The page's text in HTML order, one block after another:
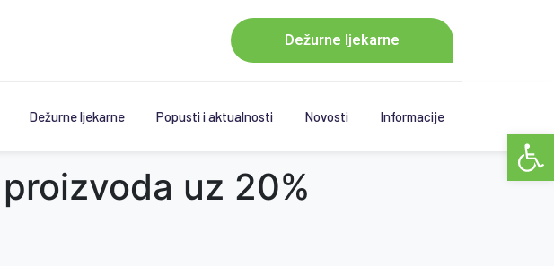
Dežurne ljekarne
Dežurne ljekarne Popusti i aktualnosti Novosti Informacije
uz 20%